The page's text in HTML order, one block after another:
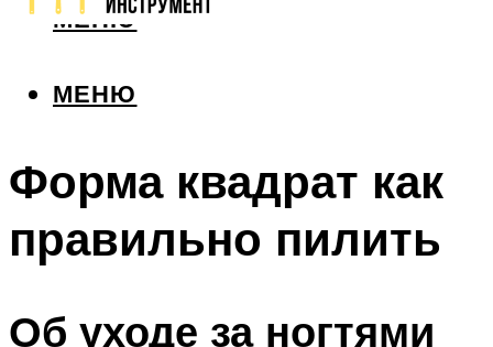
МЕНЮ
МЕНЮ
Форма квадрат как
правильно пилить
Об уходе за ногтями